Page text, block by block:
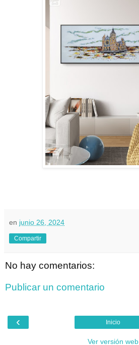
en junio 26, 2024
Compartir
No hay comentarios:
Publicar un comentario
‹ Inicio
Ver versión web